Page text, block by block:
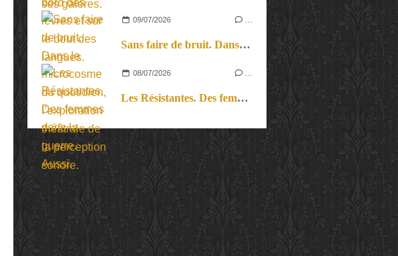
09/07/2026
Sans faire de bruit. Dans le microcosme du quotidien, l’exploration théâtrale de la perception sonore.
08/07/2026
Les Résistantes. Des femmes dans la guerre. Aussi.